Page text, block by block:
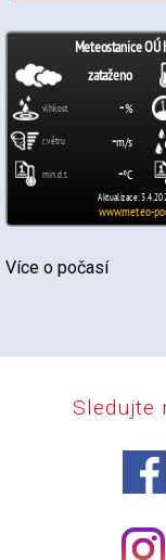
Více o počasí
Sledujte